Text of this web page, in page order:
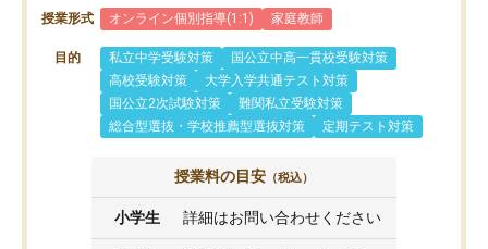
授業形式 オンライン個別指導(1:1) 家庭教師
目的 私立中学受験対策
国公立中高一貫校受験対策
高校受験対策
大学入学共通テスト対策
国公立2次試験対策
難関私立受験対策
総合型選抜・学校推薦型選抜対策
定期テスト対策
授業料の目安 （税込）
小学生 詳細はお問い合わせください